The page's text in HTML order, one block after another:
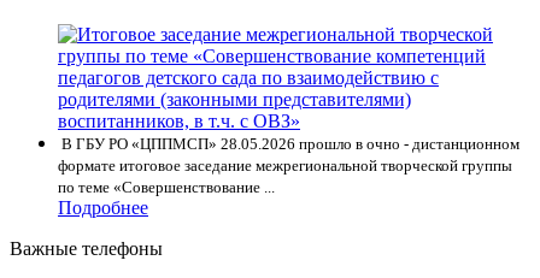
В ГБУ РО «ЦППМСП» 28.05.2026 прошло в очно - дистанционном
формате итоговое заседание межрегиональной творческой группы
по теме «Совершенствование ...
Подробнее
Важные телефоны